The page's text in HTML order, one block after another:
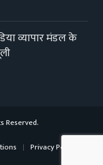
व्यापार मंडल के
Reserved.
Privacy Policy